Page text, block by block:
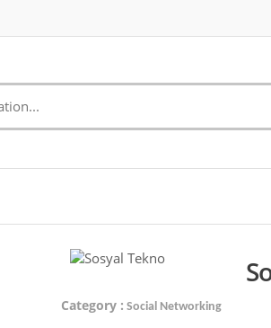
Category : Social Networking